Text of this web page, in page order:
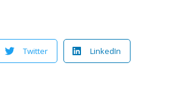
Twitter LinkedIn